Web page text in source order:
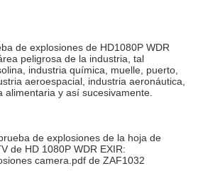
de explosiones de HD1080P WDR
peligrosa de la industria, tal
industria química, muelle, puerto,
aeroespacial, industria aeronáutica,
alimentaria y así sucesivamente.
de explosiones de la hoja de
de HD 1080P WDR EXIR:
camera.pdf de ZAF1032